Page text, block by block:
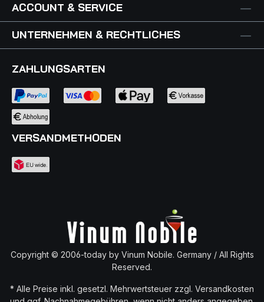
ACCOUNT & SERVICE
UNTERNEHMEN & RECHTLICHES
ZAHLUNGSARTEN
VERSANDMETHODEN
Copyright © 2006-today by Vinum Nobile. Germany / All Rights
Reserved.
* Alle Preise inkl. gesetzl. Mehrwertsteuer zzgl. Versandkosten